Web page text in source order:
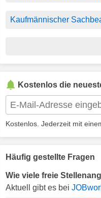
Kaufmännischer
Kostenlos die
Kostenlos. Jederzeit mit
Häufig gestellte Fragen
Wie viele freie
Aktuell gibt es bei